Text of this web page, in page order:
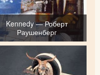
Kennedy — Роберт
Раушенберг